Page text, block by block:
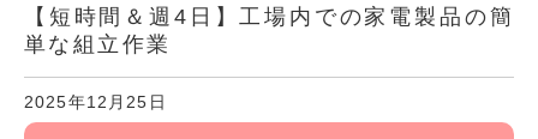
【短時間＆週4日】工場内での家電製品の簡
単な組立作業
2025年12月25日